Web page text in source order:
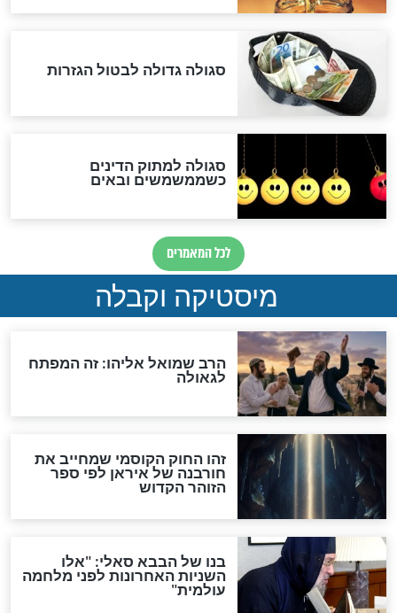
האם אפשר לחשב את הקץ?
מה יהיה בימות המשיח?
"לפני הגאולה תהיה אפיקורסות
והכחשה גדולה מאוד של
האמונה"
האם לאחר בוא המשיח יהיה
אפשר לחזור בתשובה?
לכל המאמרים